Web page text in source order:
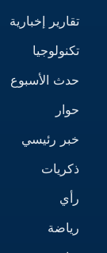
تقارير إخبارية
تكنولوجيا
حدث الأسبوع
حوار
خبر رئيسي
ذكريات
رأي
رياضة